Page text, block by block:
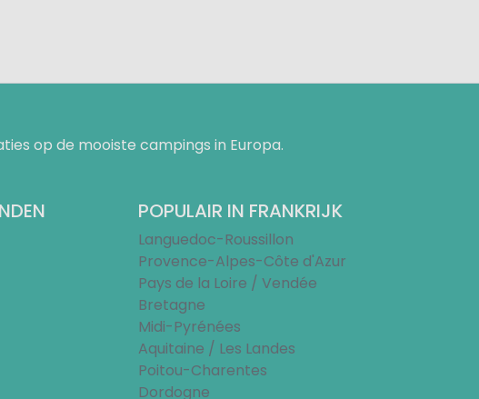
op de mooiste campings in Europa.
POPULAIR IN FRANKRIJK
Languedoc-Roussillon
Provence-Alpes-Côte d'Azur
Pays de la Loire / Vendée
Bretagne
Midi-Pyrénées
Aquitaine / Les Landes
Poitou-Charentes
Dordogne